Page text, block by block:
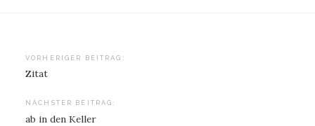
Beitragsnavigation
VORHERIGER BEITRAG:
Zitat
NÄCHSTER BEITRAG:
ab in den Keller